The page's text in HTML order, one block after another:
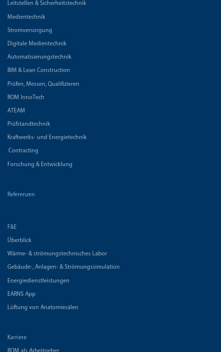
Leitstellen & Sicherheitstechnik
Medientechnik
Stromversorgung
Digitale Medientechnik
Automatisierungstechnik
BIM & Lean Construction
Prüfen, Messen, Qualifizieren
ROM InnoTech
ATEAM
Prüfstandtechnik
Kraftwerks- und Energietechnik
Contracting
Forschung & Entwicklung
Referenzen
F&E
Überblick
Wärme- & strömungstechnisches Labor
Gebäude-, Anlagen- & Strömungssimulation
Energiedienstleistungen
EARNS App
Lüftung von Anatomiesälen
Karriere